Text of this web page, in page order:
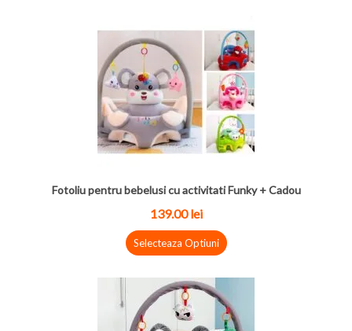
Fotoliu pentru bebelusi cu activitati Funky + Cadou
139.00 lei
Selecteaza Optiuni